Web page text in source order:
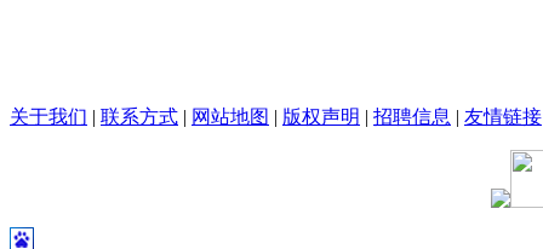
关于我们 | 联系方式 | 网站地图 | 版权声明 | 招聘信息 | 友情链接